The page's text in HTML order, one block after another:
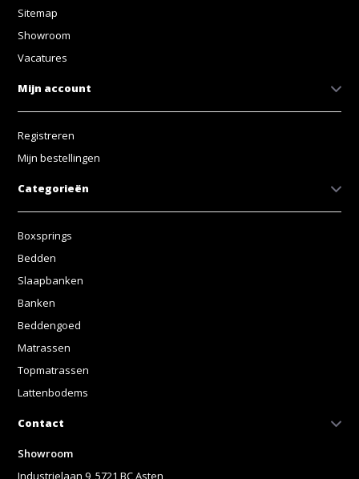
Sitemap
Showroom
Vacatures
Mijn account
Registreren
Mijn bestellingen
Categorieën
Boxsprings
Bedden
Slaapbanken
Banken
Beddengoed
Matrassen
Topmatrassen
Lattenbodems
Contact
Showroom
Industrielaan 9, 5721 BC Asten